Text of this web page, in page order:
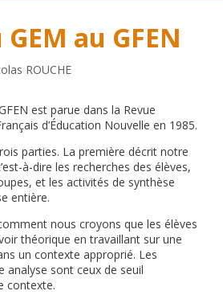
au GFEN
ROUCHE
est parue dans la Revue
d’Éducation Nouvelle en 1985.
parties. La première décrit notre
à-dire les recherches des élèves,
et les activités de synthèse
entière.
nous croyons que les élèves
théorique en travaillant sur une
un contexte approprié. Les
analyse sont ceux de seuil
contexte.